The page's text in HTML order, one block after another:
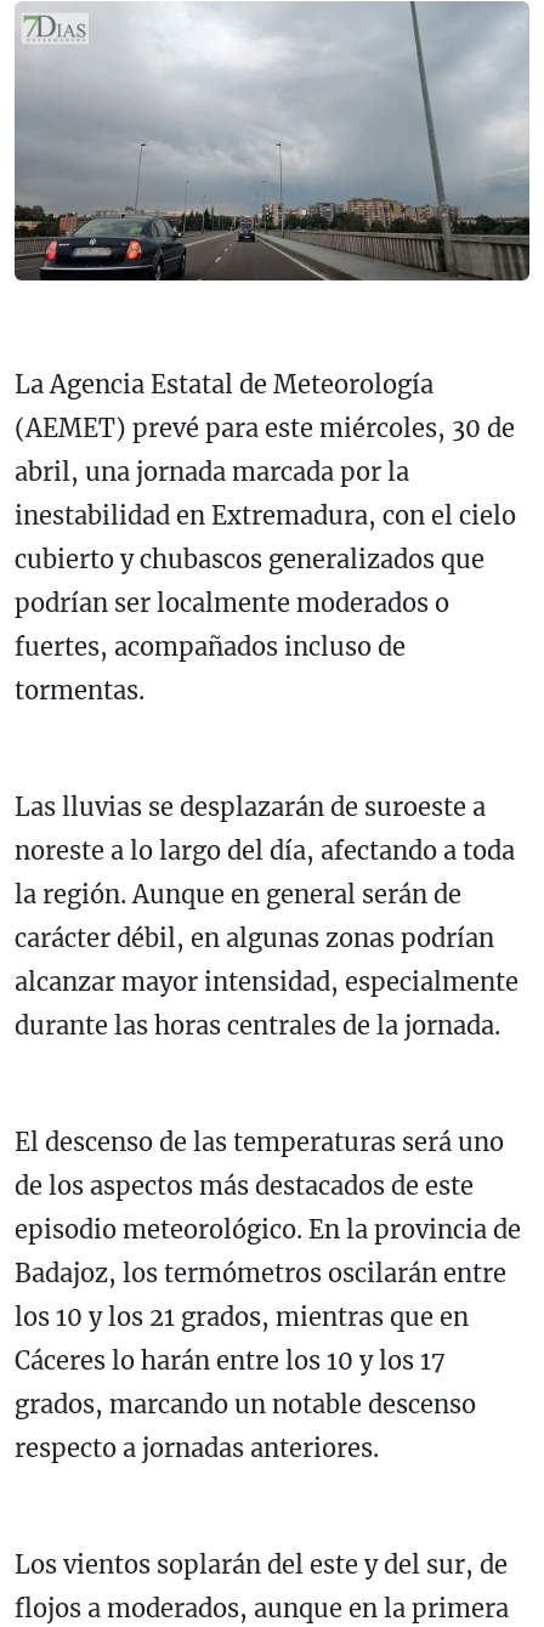
La Agencia Estatal de Meteorología
(AEMET) prevé para este miércoles, 30 de
abril, una jornada marcada por la
inestabilidad en Extremadura, con el cielo
cubierto y chubascos generalizados que
podrían ser localmente moderados o
fuertes, acompañados incluso de
tormentas.
Las lluvias se desplazarán de suroeste a
noreste a lo largo del día, afectando a toda
la región. Aunque en general serán de
carácter débil, en algunas zonas podrían
alcanzar mayor intensidad, especialmente
durante las horas centrales de la jornada.
El descenso de las temperaturas será uno
de los aspectos más destacados de este
episodio meteorológico. En la provincia de
Badajoz, los termómetros oscilarán entre
los 10 y los 21 grados, mientras que en
Cáceres lo harán entre los 10 y los 17
grados, marcando un notable descenso
respecto a jornadas anteriores.
Los vientos soplarán del este y del sur, de
flojos a moderados, aunque en la primera